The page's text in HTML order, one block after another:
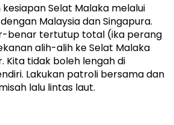
Selat Malaka melalui
Malaysia dan Singapura.
benar tertutup total (ika perang
alih-alih ke Selat Malaka
Kita tidak boleh lengah di
Lakukan patroli bersama dan
lalu lintas laut.